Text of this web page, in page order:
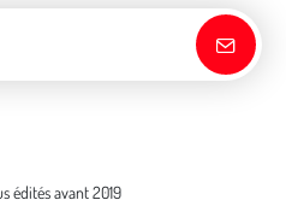
édités avant 2019